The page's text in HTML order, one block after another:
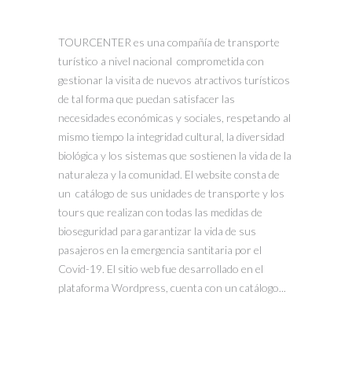
TOURCENTER es una compañía de transporte
turístico a nivel nacional comprometida con
gestionar la visita de nuevos atractivos turísticos
de tal forma que puedan satisfacer las
necesidades económicas y sociales, respetando al
mismo tiempo la integridad cultural, la diversidad
biológica y los sistemas que sostienen la vida de la
naturaleza y la comunidad. El website consta de
un catálogo de sus unidades de transporte y los
tours que realizan con todas las medidas de
bioseguridad para garantizar la vida de sus
pasajeros en la emergencia santitaria por el
Covid-19. El sitio web fue desarrollado en el
plataforma Wordpress, cuenta con un catálogo...